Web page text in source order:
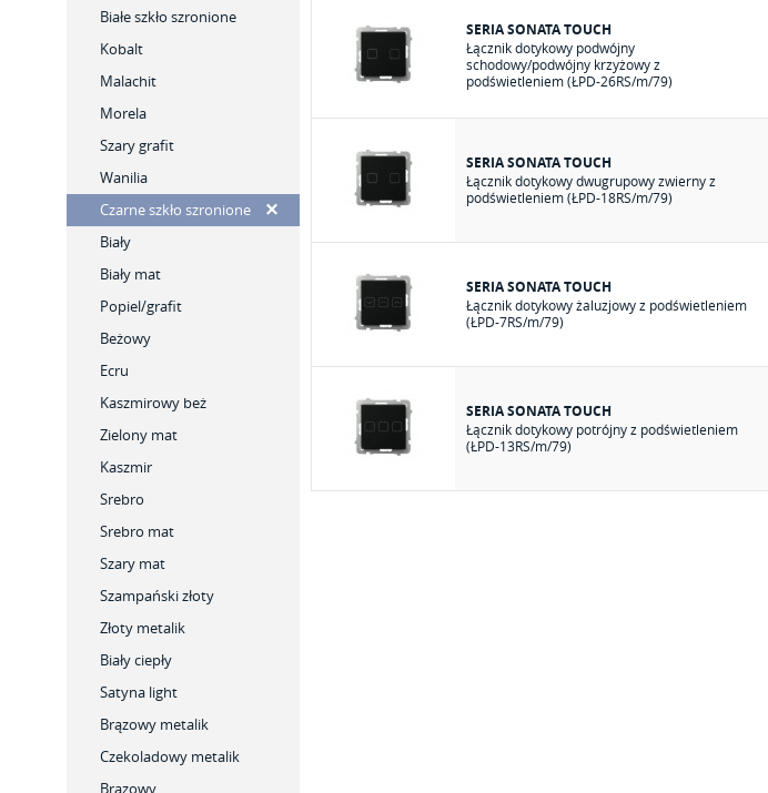
Białe szkło szronione
Kobalt
Malachit
Morela
Szary grafit
Wanilia
Czarne szkło szronione
Biały
Biały mat
Popiel/grafit
Beżowy
Ecru
Kaszmirowy beż
Zielony mat
Kaszmir
Srebro
Srebro mat
Szary mat
Szampański złoty
Złoty metalik
Biały ciepły
Satyna light
Brązowy metalik
Czekoladowy metalik
Brązowy
SERIA SONATA TOUCH
Łącznik dotykowy podwójny
schodowy/podwójny krzyżowy z
podświetleniem (ŁPD-26RS/m/79)
SERIA SONATA TOUCH
Łącznik dotykowy dwugrupowy zwierny z
podświetleniem (ŁPD-18RS/m/79)
SERIA SONATA TOUCH
Łącznik dotykowy żaluzjowy z podświetleniem
(ŁPD-7RS/m/79)
SERIA SONATA TOUCH
Łącznik dotykowy potrójny z podświetleniem
(ŁPD-13RS/m/79)